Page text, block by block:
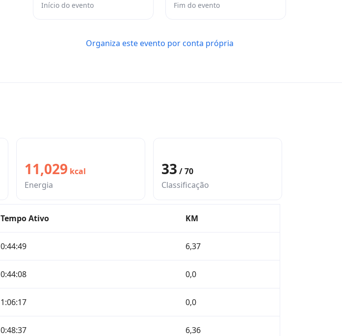
Início do evento Fim do evento
Organiza este evento por conta própria
11,029 kcal
Energia
33 / 70
Classificação
Tempo Ativo KM
0:44:49 6,37
0:44:08 0,0
1:06:17 0,0
0:48:37 6,36